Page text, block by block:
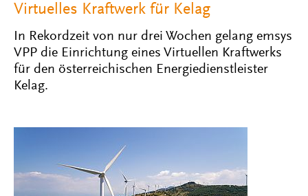
Virtuelles Kraftwerk für Kelag
In Rekordzeit von nur drei Wochen gelang emsys
VPP die Einrichtung eines Virtuellen Kraftwerks
für den österreichischen Energiedienstleister
Kelag.